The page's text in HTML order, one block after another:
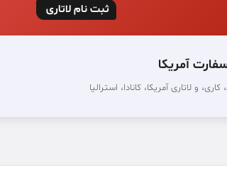
ثبت‌ نام لاتاری
آمریکا
و لاتاری آمریکا، کانادا، استرالیا